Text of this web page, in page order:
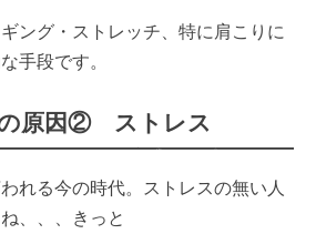
ング・ストレッチ、特に肩こりに
手段です。
原因② ストレス
れる今の時代。ストレスの無い人
、、、きっと